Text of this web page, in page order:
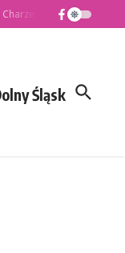
nowym Komendantem
Śląsk